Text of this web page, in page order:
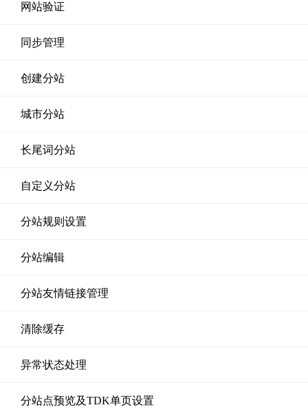
网站验证
同步管理
创建分站
城市分站
长尾词分站
自定义分站
分站规则设置
分站编辑
分站友情链接管理
清除缓存
异常状态处理
分站点预览及TDK单页设置